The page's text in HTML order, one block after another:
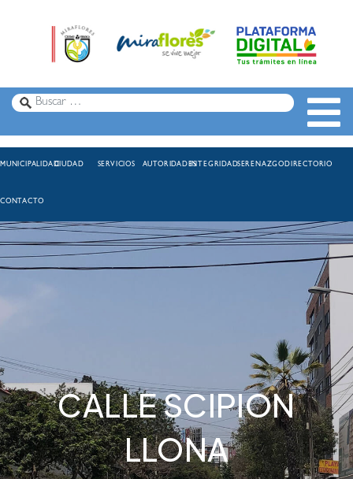
MUNICIPALIDADCIUDAD SERVICIOS AUTORIDADESINTEGRIDADSERENAZGODIRECTORIO
CONTACTO
CALLE SCIPION
LLONA